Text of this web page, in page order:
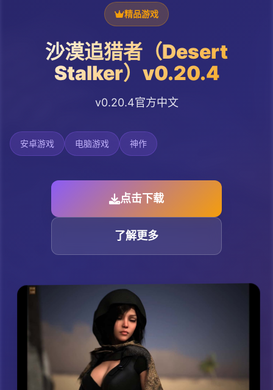
精品游戏
沙漠追猎者（Desert
Stalker）v0.20.4
v0.20.4官方中文
安卓游戏 电脑游戏 神作
点击下载
了解更多